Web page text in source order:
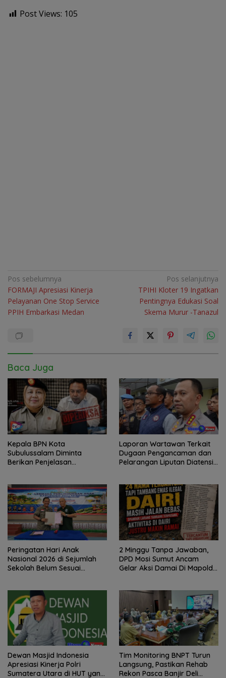
Post Views: 105
Navigasi
pos
Pos sebelumnya
FORMAJI Apresiasi Kinerja
Pelayanan One Stop Service
PPIH Embarkasi Medan
Pos selanjutnya
TPIHI Kloter 19 Ingatkan
Pentingnya Edukasi Soal
Skema Murur -Tanazul
Baca Juga
Kepala BPN Kota
Subulussalam Diminta
Berikan Penjelasan
Kepastian
Laporan Wartawan Terkait
Dugaan Pengancaman dan
Pelarangan Liputan Diatensi
Peringatan Hari Anak
Nasional 2026 di Sejumlah
Sekolah Belum Sesuai
2 Minggu Tanpa Jawaban,
DPD Mosi Sumut Ancam
Gelar Aksi Damai Di Mapolda
Sumut Irjen Whisnu
Hermawan Bersikap Tegas .
Dewan Masjid Indonesia
Apresiasi Kinerja Polri
Sumatera Utara di HUT yang
Tim Monitoring BNPT Turun
Langsung, Pastikan Rehab
Rekon Pasca Banjir Deli